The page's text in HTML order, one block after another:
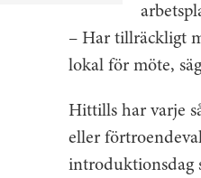
– Har tillräckligt
lokal för möte,
Hittills har varje
eller
introduktionsdag